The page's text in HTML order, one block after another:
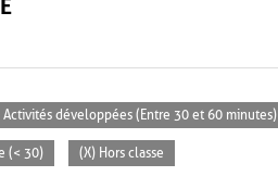
Activités développées (Entre 30 et 60 minutes)
(< 30) (X) Hors classe